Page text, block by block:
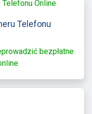
Telefonu
bezpłatne